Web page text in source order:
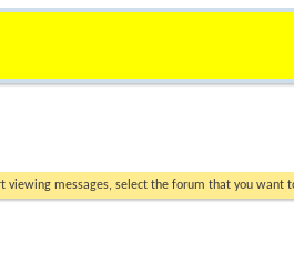
viewing messages, select the forum that you want